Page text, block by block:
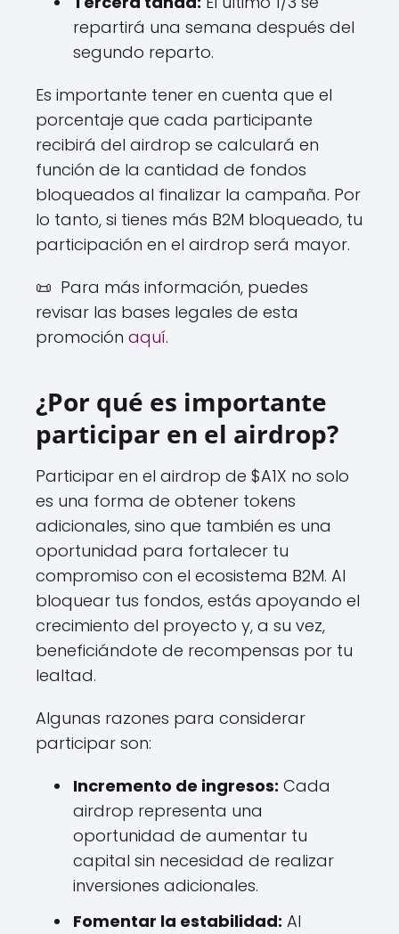
repartirá una semana después del
segundo reparto.
Es importante tener en cuenta que el
porcentaje que cada participante
recibirá del airdrop se calculará en
función de la cantidad de fondos
bloqueados al finalizar la campaña. Por
lo tanto, si tienes más B2M bloqueado, tu
participación en el airdrop será mayor.
📜 Para más información, puedes
revisar las bases legales de esta
promoción aquí.
¿Por qué es importante
participar en el airdrop?
Participar en el airdrop de $A1X no solo
es una forma de obtener tokens
adicionales, sino que también es una
oportunidad para fortalecer tu
compromiso con el ecosistema B2M. Al
bloquear tus fondos, estás apoyando el
crecimiento del proyecto y, a su vez,
beneficiándote de recompensas por tu
lealtad.
Algunas razones para considerar
participar son:
Incremento de ingresos: Cada
airdrop representa una
oportunidad de aumentar tu
capital sin necesidad de realizar
inversiones adicionales.
Fomentar la estabilidad: Al